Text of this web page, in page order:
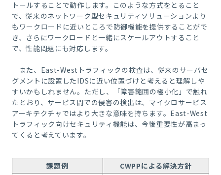
トールすることで動作します。このような方式をとること
で、従来のネットワーク型セキュリティソリューションより
もワークロードに近いところで防御機能を提供することがで
き、さらにワークロードと一緒にスケールアウトすること
で、性能問題にも対応します。
また、East-Westトラフィックの検査は、従来のサーバセ
グメントに設置したIDSに近い位置づけと考えると理解しや
すいかもしれません。ただし、「障害範囲の極小化」で触れ
たとおり、サービス間での侵害の検出は、マイクロサービス
アーキテクチャではより大きな意味を持ちます。East-West
トラフィック向けセキュリティ機能は、今後重要性が高まっ
てくると考えています。
課題例
CWPPによる解決方針